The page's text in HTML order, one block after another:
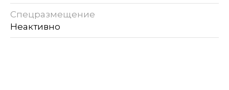
Спецразмещение
Неактивно